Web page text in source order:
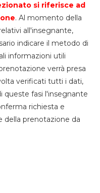
si riferisce ad
. Al momento della
all'insegnante,
indicare il metodo di
informazioni utili
verrà presa
verificati tutti i dati,
queste fasi l'insegnante
richiesta e
della prenotazione da